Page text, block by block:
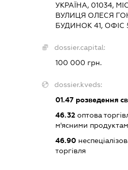
УКРАЇНА, 01034,
ВУЛИЦЯ ОЛЕСЯ
БУДИНОК 41, ОФІС
dossier.capital:
100 000 грн.
dossier.kveds:
01.47 розведення
46.32 оптова
м'ясними
46.90
торгівля